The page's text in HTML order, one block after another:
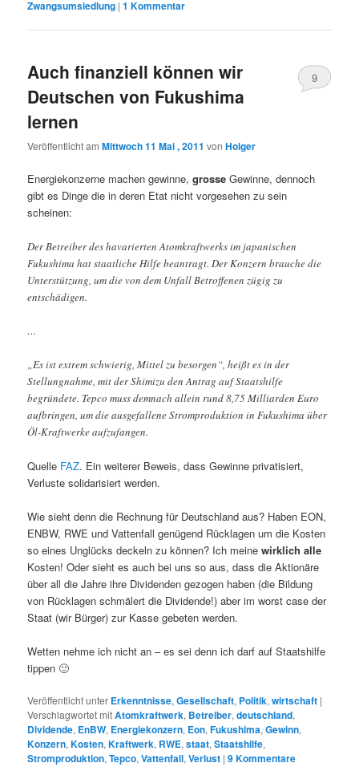
Zwangsumsiedlung |1 Kommentar
Auch finanziell können wir
Deutschen von Fukushima
lernen
Veröffentlicht amMittwoch 11 Mai , 2011 vonHolger
9
Energiekonzerne machen gewinne,grosse Gewinne, dennoch
gibt es Dinge die in deren Etat nicht vorgesehen zu sein
scheinen:
Der Betreiber des havarierten Atomkraftwerks im japanischen
Fukushima hat staatliche Hilfe beantragt. Der Konzern brauche die
Unterstützung, um die von dem Unfall Betroffenen zügig zu
entschädigen.
…
„Es ist extrem schwierig, Mittel zu besorgen“, heißt es in der
Stellungnahme, mit der Shimizu den Antrag auf Staatshilfe
begründete. Tepco muss demnach allein rund 8,75 Milliarden Euro
aufbringen, um die ausgefallene Stromproduktion in Fukushima über
Öl-Kraftwerke aufzufangen.
Quelle FAZ. Ein weiterer Beweis, dass Gewinne privatisiert,
Verluste solidarisiert werden.
Wie sieht denn die Rechnung für Deutschland aus? Haben EON,
ENBW, RWE und Vattenfall genügend Rücklagen um die Kosten
so eines Unglücks deckeln zu können? Ich meinewirklich alle
Kosten! Oder sieht es auch bei uns so aus, dass die Aktionäre
über all die Jahre ihre Dividenden gezogen haben (die Bildung
von Rücklagen schmälert die Dividende!) aber im worst case der
Staat (wir Bürger) zur Kasse gebeten werden.
Wetten nehme ich nicht an – es sei denn ich darf auf Staatshilfe
tippen 🙂
Veröffentlicht unter Erkenntnisse,Gesellschaft, Politik,wirtschaft |
Verschlagwortet mitAtomkraftwerk, Betreiber,deutschland,
Dividende, EnBW, Energiekonzern, Eon,Fukushima,Gewinn,
Konzern,Kosten,Kraftwerk, RWE,staat,Staatshilfe,
Stromproduktion,Tepco,Vattenfall,Verlust |9Kommentare